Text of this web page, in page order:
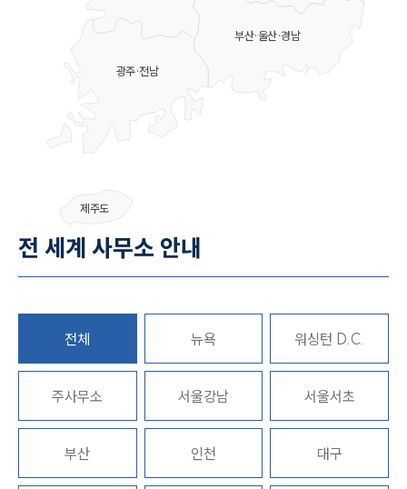
그룹소개
대륜의 강점
오시는 길
고객의 소리
통합검색
AI대륜
업무사례
사례분석/최신동향
법률정보
부산·울산·경남
광주·전남
제주도
전 세계 사무소 안내
전체 뉴욕 워싱턴 D.C.
주사무소 서울강남 서울서초
부산 인천 대구